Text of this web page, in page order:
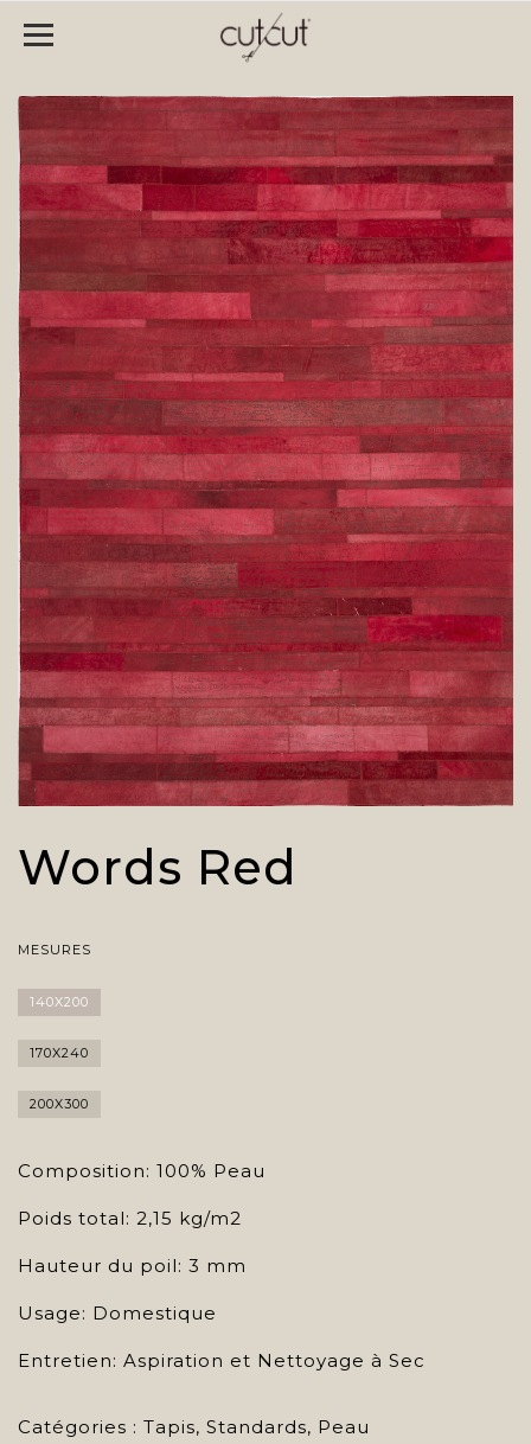
Words Red
MESURES
140X200
170X240
200X300
Composition: 100% Peau
Poids total: 2,15 kg/m2
Hauteur du poil: 3 mm
Usage: Domestique
Entretien: Aspiration et Nettoyage à Sec
Catégories : Tapis, Standards, Peau